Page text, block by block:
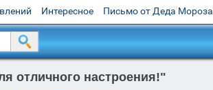
Интересное Письмо от Деда Мороза
отличного настроения!"